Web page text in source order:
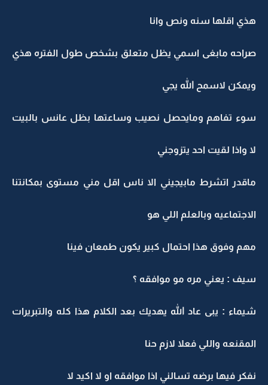
هذي اقلها سنه ونص وانا
صراحه مابغى اسمي يظل متعلق بشخص طول الفتره هذي
ويمكن لاسمح الله يجي
سوء تفاهم ومايحصل نصيب وساعتها بظل عانس بالبيت
لا واذا لقيت احد يتزوجني
ماقدر اتشرط مابيجيني الا ناس اقل مني مستوى بمكانتنا
الاجتماعيه وبالعلم اللي هو
مهم وفوق هذا احتمال كبير يكون طمعان فينا
سيف : يعني مره مو موافقه ؟
شيماء : يبى عاد الله يهديك بعد الكلام هذا كله والتبريرات
المقنعه واللي فعلا لازم حنا
نفكر فيها برضه تسالني اذا موافقه او لا اكيد لا